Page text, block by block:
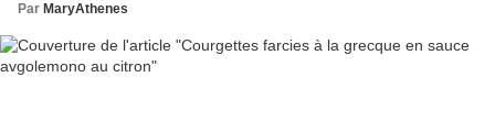
Par MaryAthenes